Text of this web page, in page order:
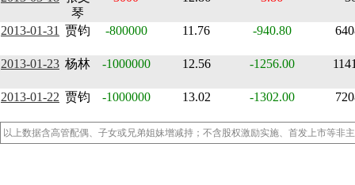
琴
2013-01-31 贾钧 -800000 11.76 -940.80
2013-01-23 杨林 -1000000 12.56 -1256.00
2013-01-22 贾钧 -1000000 13.02 -1302.00
以上数据含高管配偶、子女或兄弟姐妹增减持；不含股权激励实施、首发上市等非